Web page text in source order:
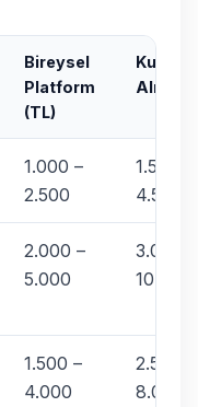
Bireysel
Platform
(TL)
Alıcı
1.000 –
2.500
1.500 –
4.500
2.000 –
5.000
3.000 –
10.000
1.500 –
4.000
2.500 –
8.000